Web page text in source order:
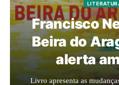
Francisco
Beira do
alerta
Livro apresenta as